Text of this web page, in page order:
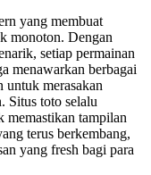
yang membuat
monoton. Dengan
setiap permainan
menawarkan berbagai
untuk merasakan
Situs toto selalu
memastikan tampilan
terus berkembang,
yang fresh bagi para